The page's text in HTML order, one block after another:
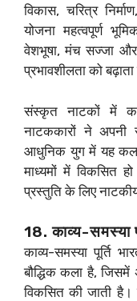
विकास, चरित्र
योजना महत्वपूर्ण
वेशभूषा, मंच सज्जा और
प्रभावशीलता को
संस्कृत नाटकों में
नाटककारों ने अपनी
आधुनिक युग में यह
माध्यमों में विकसित
प्रस्तुति के लिए
18. काव्य-समस्या
काव्य-समस्या पूर्ति
बौद्धिक कला है, जिसमें
विकसित की जाती है।